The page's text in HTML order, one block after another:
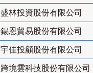
盛林投資股份有限公司
錫恩貿易股份有限公司
宇佳投顧股份有限公司
跨境雲科技股份有限公司